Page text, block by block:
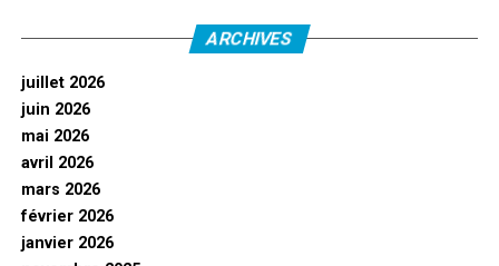
ARCHIVES
juillet 2026
juin 2026
mai 2026
avril 2026
mars 2026
février 2026
janvier 2026